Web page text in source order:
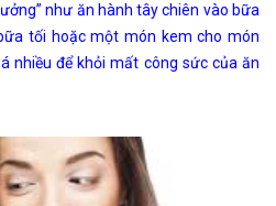
như ăn hành tây chiên vào bữa
tối hoặc một món kem cho món
nhiều để khỏi mất công sức của ăn